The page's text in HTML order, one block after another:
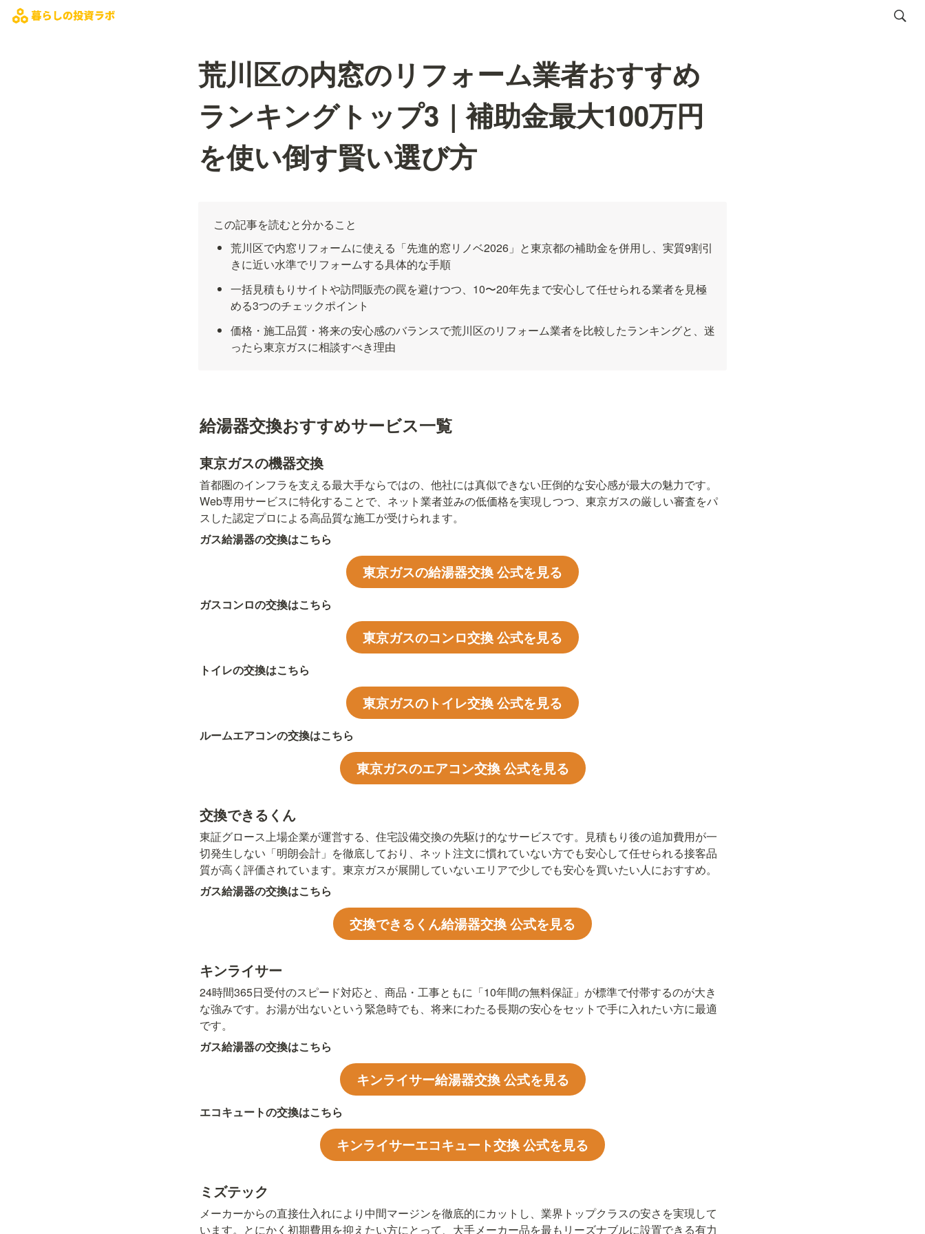
荒川区の内窓のリフォーム業者おすすめ
ランキングトップ3｜補助金最大100万円
を使い倒す賢い選び方
この記事を読むと分かること
荒川区で内窓リフォームに使える「先進的窓リノベ2026」と東京都の補助金を併用し、実質9割引
きに近い水準でリフォームする具体的な手順
一括見積もりサイトや訪問販売の罠を避けつつ、10〜20年先まで安心して任せられる業者を見極
める3つのチェックポイント
価格・施工品質・将来の安心感のバランスで荒川区のリフォーム業者を比較したランキングと、迷
ったら東京ガスに相談すべき理由
給湯器交換おすすめサービス一覧
東京ガスの機器交換
首都圏のインフラを支える最大手ならではの、他社には真似できない圧倒的な安心感が最大の魅力です。
Web専用サービスに特化することで、ネット業者並みの低価格を実現しつつ、東京ガスの厳しい審査をパ
スした認定プロによる高品質な施工が受けられます。
ガス給湯器の交換はこちら
東京ガスの給湯器交換 公式を見る
ガスコンロの交換はこちら
東京ガスのコンロ交換 公式を見る
トイレの交換はこちら
東京ガスのトイレ交換 公式を見る
ルームエアコンの交換はこちら
東京ガスのエアコン交換 公式を見る
交換できるくん
東証グロース上場企業が運営する、住宅設備交換の先駆け的なサービスです。見積もり後の追加費用が一
切発生しない「明朗会計」を徹底しており、ネット注文に慣れていない方でも安心して任せられる接客品
質が高く評価されています。東京ガスが展開していないエリアで少しでも安心を買いたい人におすすめ。
ガス給湯器の交換はこちら
交換できるくん給湯器交換 公式を見る
キンライサー
24時間365日受付のスピード対応と、商品・工事ともに「10年間の無料保証」が標準で付帯するのが大き
な強みです。お湯が出ないという緊急時でも、将来にわたる長期の安心をセットで手に入れたい方に最適
です。
ガス給湯器の交換はこちら
キンライサー給湯器交換 公式を見る
エコキュートの交換はこちら
キンライサーエコキュート交換 公式を見る
ミズテック
メーカーからの直接仕入れにより中間マージンを徹底的にカットし、業界トップクラスの安さを実現して
います。とにかく初期費用を抑えたい方にとって、大手メーカー品を最もリーズナブルに設置できる有力